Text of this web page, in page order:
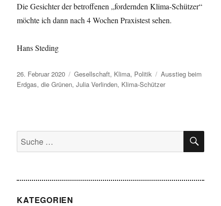
Die Gesichter der betroffenen „fordernden Klima-Schützer“
möchte ich dann nach 4 Wochen Praxistest sehen.
Hans Steding
Veröffentlicht
am
26. Februar 2020 Kategorien
Gesellschaft, Klima, Politik Schlagwörter
Ausstieg beim
Erdgas,die Grünen,Julia Verlinden, Klima-Schützer
Suche
nach:
KATEGORIEN